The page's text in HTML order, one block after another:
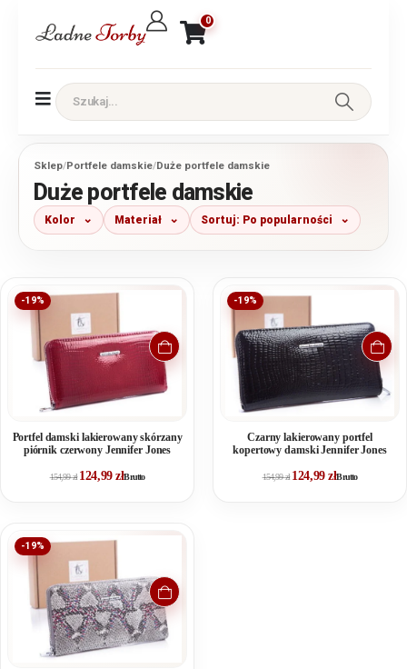
0
Sklep/Portfele damskie/Duże portfele damskie
Duże portfele damskie
Kolor Materiał Sortuj: Po popularności
-19%
Portfel damski lakierowany skórzany
piórnik czerwony Jennifer Jones
154,99zł 124,99złBrutto
-19%
Czarny lakierowany portfel
kopertowy damski Jennifer Jones
154,99zł 124,99złBrutto
-19%